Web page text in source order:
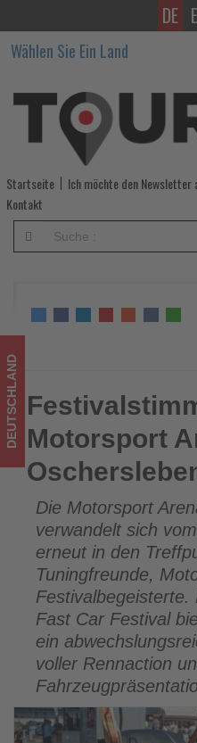
in
der
Motorsport
Arena
Oschersleben
was
im
Tourismus
los
ist!
DE
Wählen Sie Ein Land
Startseite Ich möchte den Newsletter
Kontakt
Festivalstimmung in der
DEUTSCHLAND Motorsport
Die Motorsport
verwandelt sich
erneut in den
Tuningfreunde,
Fast Car Festival
ein
voller Rennaction